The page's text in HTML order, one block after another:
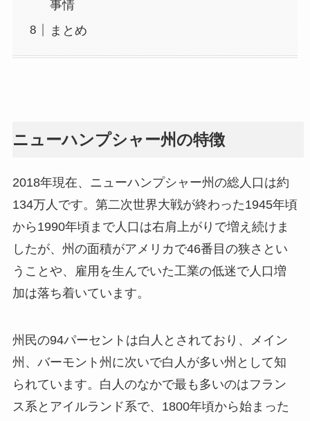
事情
まとめ
ニューハンプシャー州の特徴
2018年現在、ニューハンプシャー州の総人口は約
134万人です。第二次世界大戦が終わった1945年頃
から1990年頃まで人口は右肩上がりで増え続けま
したが、州の面積がアメリカで46番目の狭さとい
うことや、雇用を生んでいた工業の低迷で人口増
加は落ち着いています。
州民の94パーセントは白人とされており、メイン
州、バーモント州に次いで白人が多い州として知
られています。白人のなかで最も多いのはフラン
ス系とアイルランド系で、1800年頃から始まった